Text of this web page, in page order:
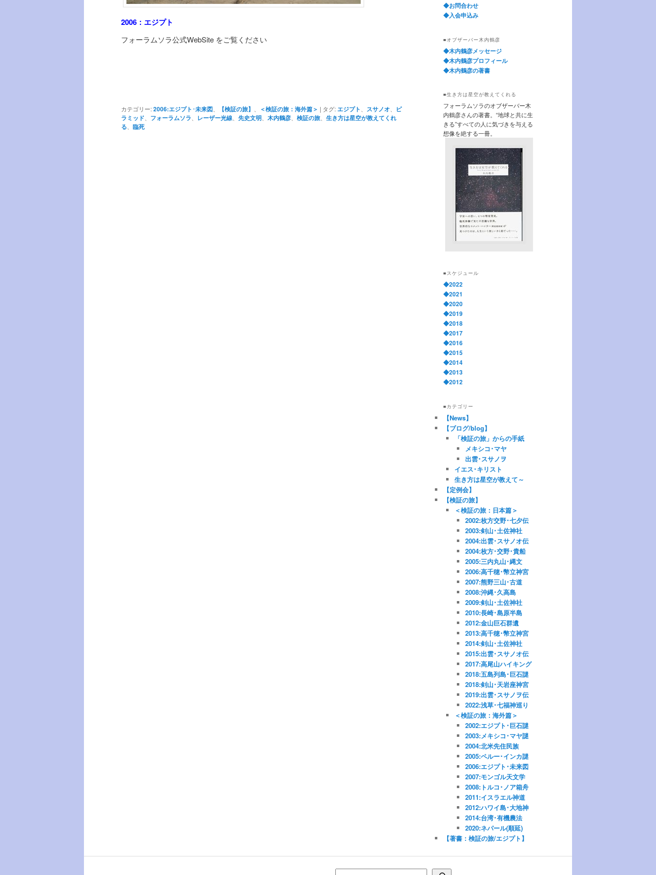
2006：エジプト
フォーラムソラ公式WebSite をご覧ください
カテゴリー:2006:エジプト･未来図 【検証の旅】 ＜検証の旅：海外篇＞ | タグ: エジプト スサノオ
ピ
ラミッド
フォーラムソラ レーザー光線 先史文明 木内鶴彦 検証の旅
生き方は星空が教えてくれ
る
臨死
◆お問合わせ
◆入会申込み
■オブザーバー木内鶴彦
◆木内鶴彦メッセージ
◆木内鶴彦プロフィール
◆木内鶴彦の著書
■生き方は星空が教えてくれる
フォーラムソラのオブザーバー木
内鶴彦さんの著書。“地球と共に生
きる”すべての人に気づきを与える
想像を絶する一冊。
■スケジュール
◆2022
◆2021
◆2020
◆2019
◆2018
◆2017
◆2016
◆2015
◆2014
◆2013
◆2012
■カテゴリー
【News】
【ブログ/blog】
「検証の旅」からの手紙
メキシコ･マヤ
出雲･スサノヲ
イエス･キリスト
生き方は星空が教えて～
【定例会】
【検証の旅】
＜検証の旅：日本篇＞
2002:枚方交野･七夕伝
2003:剣山･土佐神社
2004:出雲･スサノオ伝
2004:枚方･交野･貴船
2005:三内丸山･縄文
2006:高千穂･幣立神宮
2007:熊野三山･古道
2008:沖縄･久高島
2009:剣山･土佐神社
2010:長崎･島原半島
2012:金山巨石群遺
2013:高千穂･幣立神宮
2014:剣山･土佐神社
2015:出雲･スサノオ伝
2017:高尾山ハイキング
2018:五島列島･巨石謎
2018:剣山･天岩座神宮
2019:出雲･スサノヲ伝
2022:浅草･七福神巡り
＜検証の旅：海外篇＞
2002:エジプト･巨石謎
2003:メキシコ･マヤ謎
2004:北米先住民族
2005:ペルー･インカ謎
2006:エジプト･未来図
2007:モンゴル天文学
2008:トルコ･ノア箱舟
2011:イスラエル神道
2012:ハワイ島･大地神
2014:台湾･有機農法
2020:ネパール(順延)
【著書：検証の旅/エジプト】